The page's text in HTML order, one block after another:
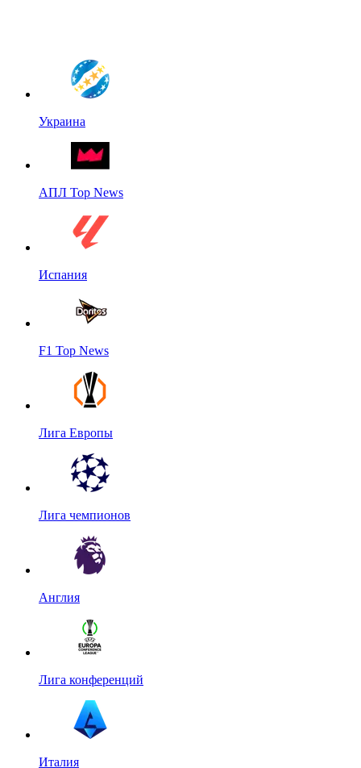
Украина
АПЛ Top News
Испания
F1 Top News
Лига Европы
Лига чемпионов
Англия
Лига конференций
Италия